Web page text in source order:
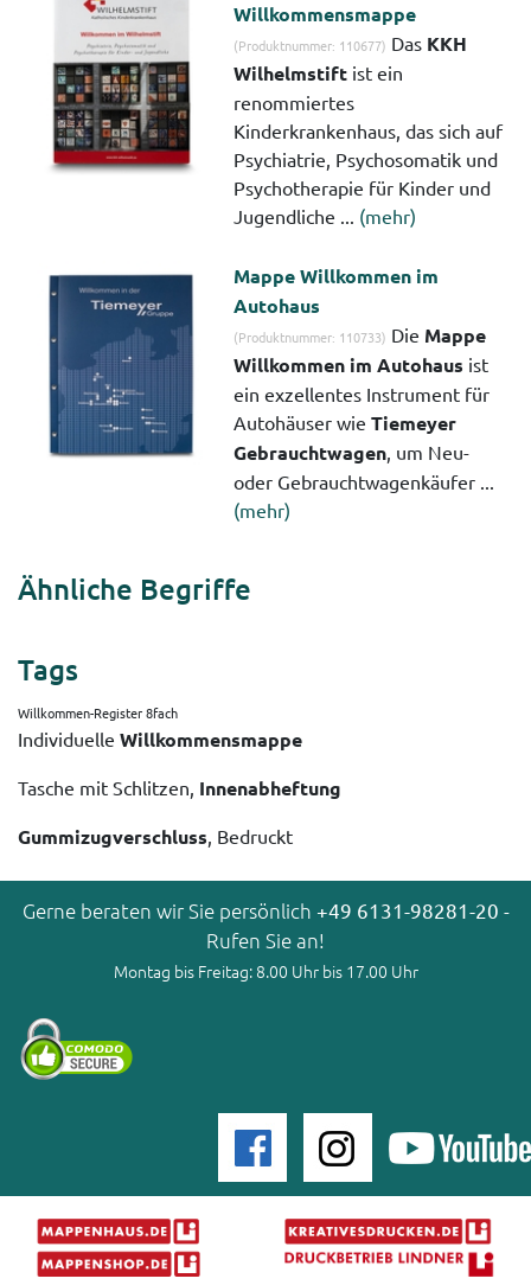
Willkommensmappe
(Produktnummer: 110677) Das KKH
Wilhelmstift ist ein
renommiertes
Kinderkrankenhaus, das sich auf
Psychiatrie, Psychosomatik und
Psychotherapie für Kinder und
Jugendliche ... (mehr)
Mappe Willkommen im
Autohaus
(Produktnummer: 110733) Die Mappe
Willkommen im Autohaus ist
ein exzellentes Instrument für
Autohäuser wieTiemeyer
Gebrauchtwagen, um Neu-
oder Gebrauchtwagenkäufer ...
(mehr)
Ähnliche Begriffe
Tags
Willkommen-Register 8fach
Individuelle Willkommensmappe
Tasche mit Schlitzen, Innenabheftung
Gummizugverschluss, Bedruckt
Gerne beraten wir Sie persönlich +49 6131-98281-20 -
Rufen Sie an!
Montag bis Freitag: 8.00 Uhr bis 17.00 Uhr